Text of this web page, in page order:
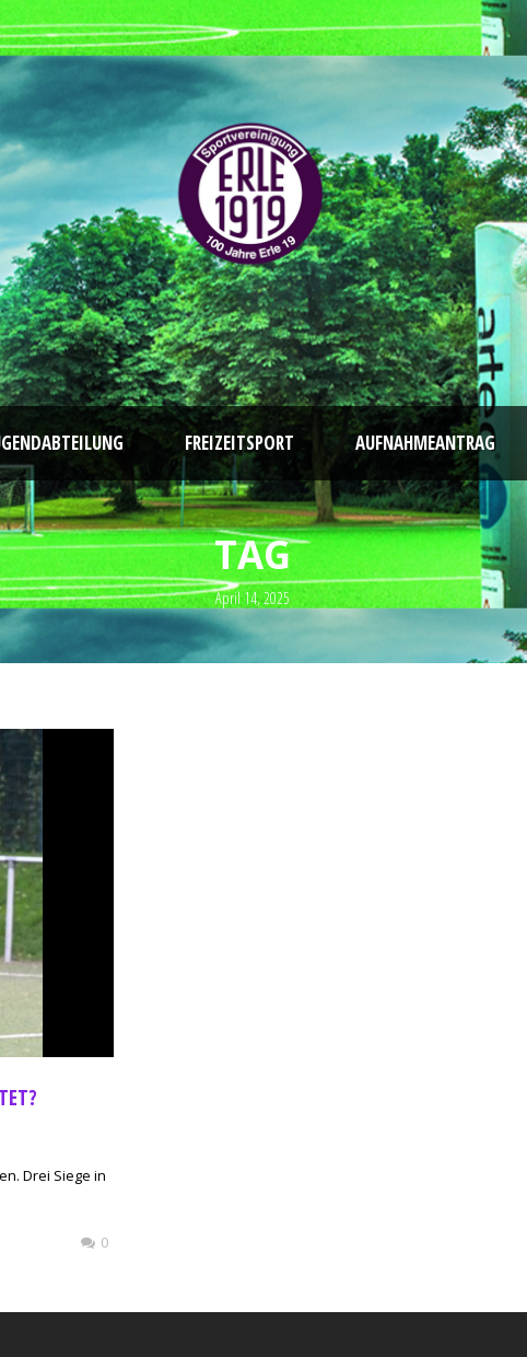
FREIZEITSPORT AUFNAHMEANTRAG
TAG
April 14, 2025
Drei Siege in
0